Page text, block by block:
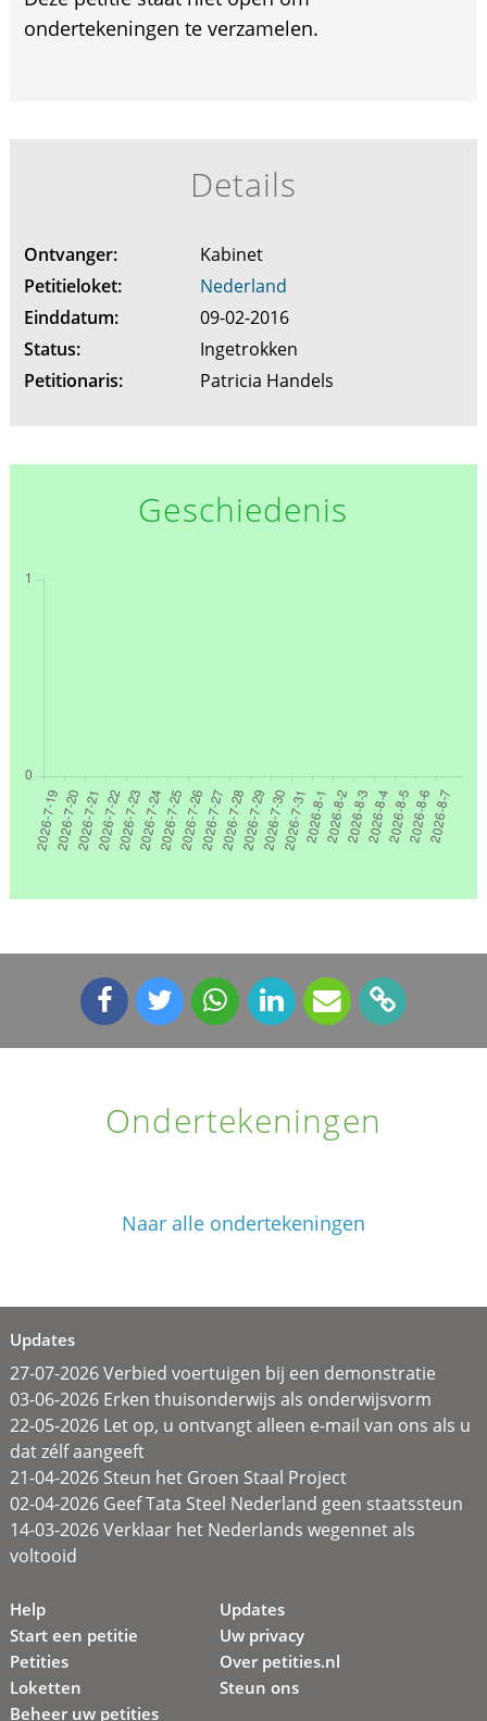
ondertekeningen te verzamelen.
Details
Ontvanger:
Kabinet
Petitieloket:
Nederland
Einddatum:
09-02-2016
Status:
Ingetrokken
Petitionaris:
Patricia Handels
Geschiedenis
Ondertekeningen
Naar alle ondertekeningen
Updates
27-07-2026 Verbied voertuigen bij een demonstratie
03-06-2026 Erken thuisonderwijs als onderwijsvorm
22-05-2026 Let op, u ontvangt alleen e-mail van ons als u
dat zélf aangeeft
21-04-2026 Steun het Groen Staal Project
02-04-2026 Geef Tata Steel Nederland geen staatssteun
14-03-2026 Verklaar het Nederlands wegennet als
voltooid
Help
Start een petitie
Petities
Loketten
Beheer uw petities
Updates
Uw privacy
Over petities.nl
Steun ons